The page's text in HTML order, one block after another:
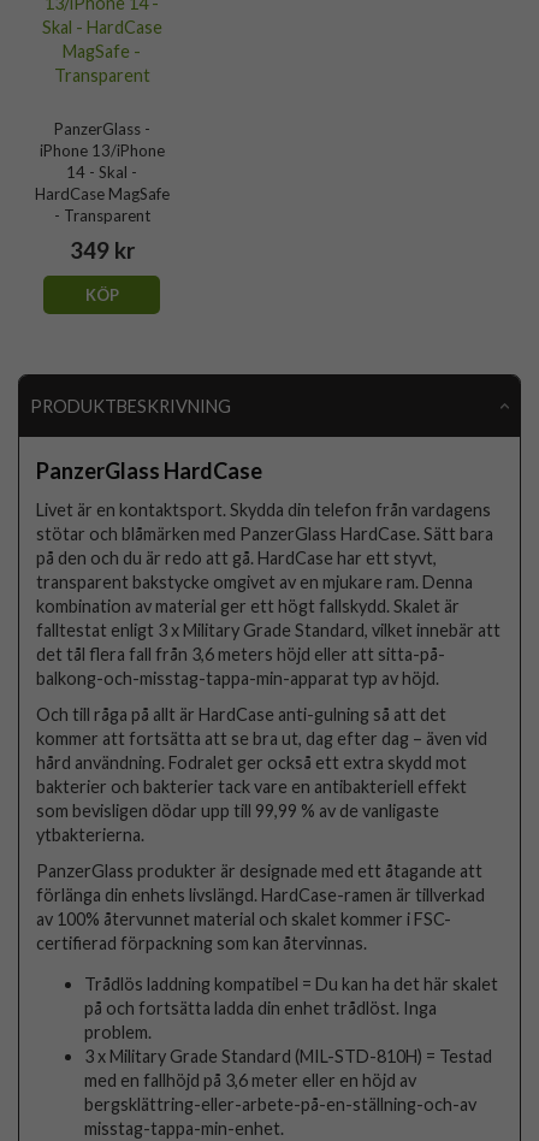
PanzerGlass -
iPhone 13/iPhone
14 - Skal -
HardCase MagSafe
- Transparent
349 kr
KÖP
PRODUKTBESKRIVNING
PanzerGlass HardCase
Livet är en kontaktsport. Skydda din telefon från vardagens
stötar och blåmärken med PanzerGlass HardCase. Sätt bara
på den och du är redo att gå. HardCase har ett styvt,
transparent bakstycke omgivet av en mjukare ram. Denna
kombination av material ger ett högt fallskydd. Skalet är
falltestat enligt 3 x Military Grade Standard, vilket innebär att
det tål flera fall från 3,6 meters höjd eller att sitta-på-
balkong-och-misstag-tappa-min-apparat typ av höjd.
Och till råga på allt är HardCase anti-gulning så att det
kommer att fortsätta att se bra ut, dag efter dag – även vid
hård användning. Fodralet ger också ett extra skydd mot
bakterier och bakterier tack vare en antibakteriell effekt
som bevisligen dödar upp till 99,99 % av de vanligaste
ytbakterierna.
PanzerGlass produkter är designade med ett åtagande att
förlänga din enhets livslängd. HardCase-ramen är tillverkad
av 100% återvunnet material och skalet kommer i FSC-
certifierad förpackning som kan återvinnas.
Trådlös laddning kompatibel = Du kan ha det här skalet
på och fortsätta ladda din enhet trådlöst. Inga
problem.
3 x Military Grade Standard (MIL-STD-810H) = Testad
med en fallhöjd på 3,6 meter eller en höjd av
bergsklättring-eller-arbete-på-en-ställning-och-av
misstag-tappa-min-enhet.